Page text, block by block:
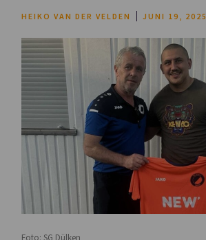
HEIKO VAN DER VELDEN JUNI 19, 2025
Foto: SG Dülken